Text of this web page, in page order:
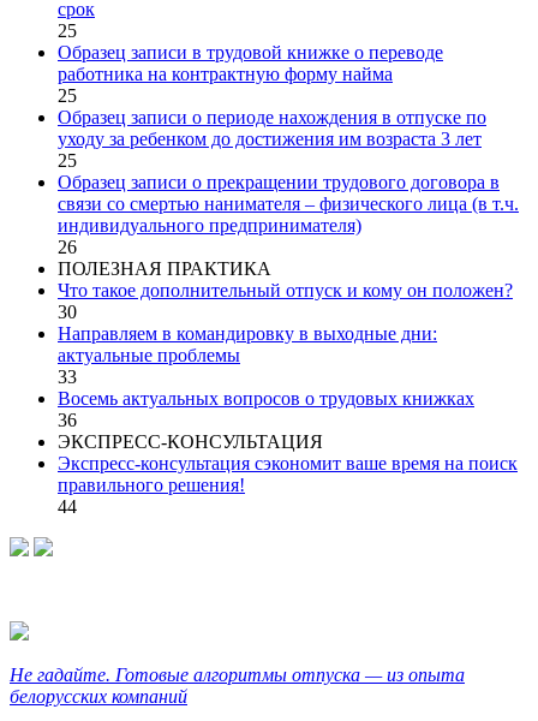
срок
25
Образец записи в трудовой книжке о переводе
работника на контрактную форму найма
25
Образец записи о периоде нахождения в отпуске по
уходу за ребенком до достижения им возраста 3 лет
25
Образец записи о прекращении трудового договора в
связи со смертью нанимателя – физического лица (в т.ч.
индивидуального предпринимателя)
26
ПОЛЕЗНАЯ ПРАКТИКА
Что такое дополнительный отпуск и кому он положен?
30
Направляем в командировку в выходные дни:
актуальные проблемы
33
Восемь актуальных вопросов о трудовых книжках
36
ЭКСПРЕСС-КОНСУЛЬТАЦИЯ
Экспресс-консультация сэкономит ваше время на поиск
правильного решения!
44
Не гадайте. Готовые алгоритмы отпуска — из опыта
белорусских компаний